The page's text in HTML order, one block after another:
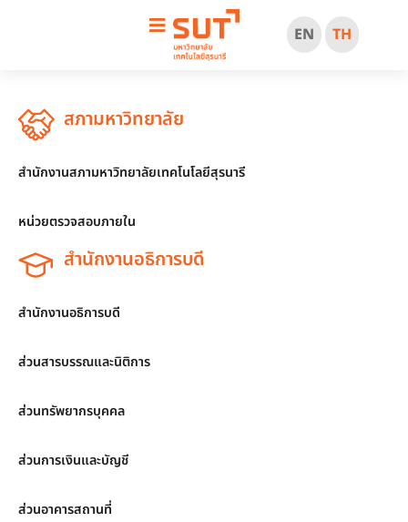
EN TH
สภามหาวิทยาลัย
สำนักงานสภามหาวิทยาลัยเทคโนโลยีสุรนารี
หน่วยตรวจสอบภายใน
สำนักงานอธิการบดี
สำนักงานอธิการบดี
ส่วนสารบรรณและนิติการ
ส่วนทรัพยากรบุคคล
ส่วนการเงินและบัญชี
ส่วนอาคารสถานที่